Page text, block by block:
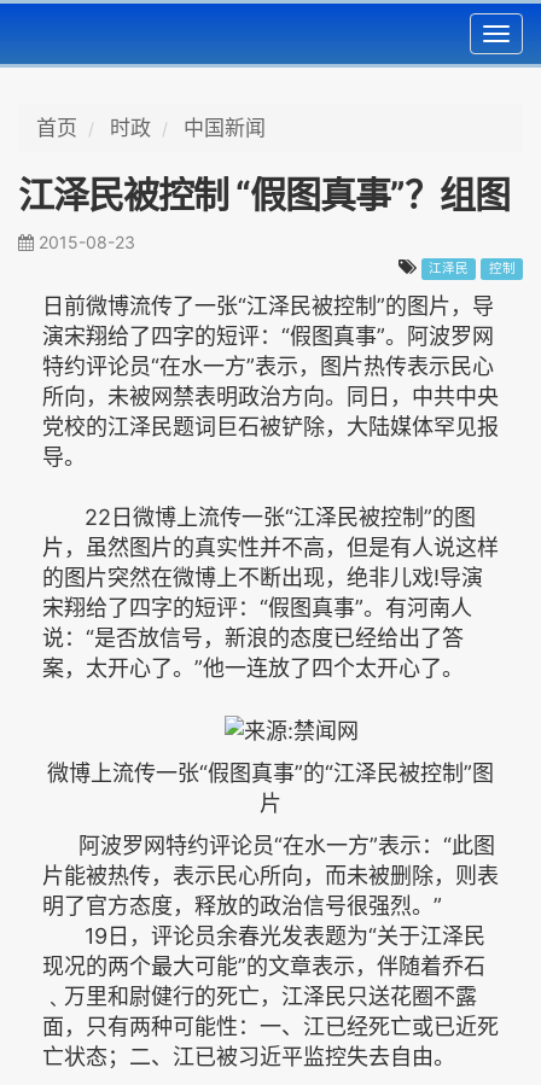
首页 时政 中国新闻
江泽民被控制 “假图真事”？组图
2015-08-23
江泽民 控制
日前微博流传了一张“江泽民被控制”的图片，导
演宋翔给了四字的短评：“假图真事”。阿波罗网
特约评论员“在水一方”表示，图片热传表示民心
所向，未被网禁表明政治方向。同日，中共中央
党校的江泽民题词巨石被铲除，大陆媒体罕见报
导。
22日微博上流传一张“江泽民被控制”的图
片，虽然图片的真实性并不高，但是有人说这样
的图片突然在微博上不断出现，绝非儿戏!导演
宋翔给了四字的短评：“假图真事”。有河南人
说：“是否放信号，新浪的态度已经给出了答
案，太开心了。”他一连放了四个太开心了。
微博上流传一张“假图真事”的“江泽民被控制”图
片
阿波罗网特约评论员“在水一方”表示：“此图
片能被热传，表示民心所向，而未被删除，则表
明了官方态度，释放的政治信号很强烈。”
19日，评论员余春光发表题为“关于江泽民
现况的两个最大可能”的文章表示，伴随着乔石
﹑万里和尉健行的死亡，江泽民只送花圈不露
面，只有两种可能性：一、江已经死亡或已近死
亡状态；二、江已被习近平监控失去自由。